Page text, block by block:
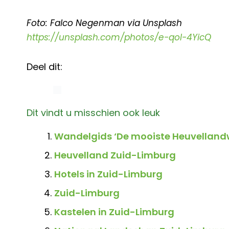
Foto: Falco Negenman via Unsplash
https://unsplash.com/photos/e-qoI-4YicQ
Deel dit:
Dit vindt u misschien ook leuk
Wandelgids ‘De mooiste
Heuvelland Zuid-Limburg
Hotels in Zuid-Limburg
Zuid-Limburg
Kastelen in Zuid-Limburg